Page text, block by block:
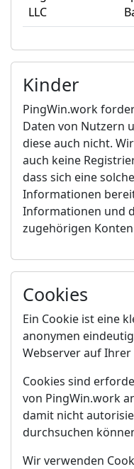
LLC
Kinder
PingWin.work
Daten von Nutzern
diese auch nicht.
auch keine
dass sich eine
Informationen
Informationen und
zugehörigen
Cookies
Ein Cookie ist eine
anonymen
Webserver auf
Cookies sind
von PingWin.work
damit nicht
durchsuchen
Wir verwenden